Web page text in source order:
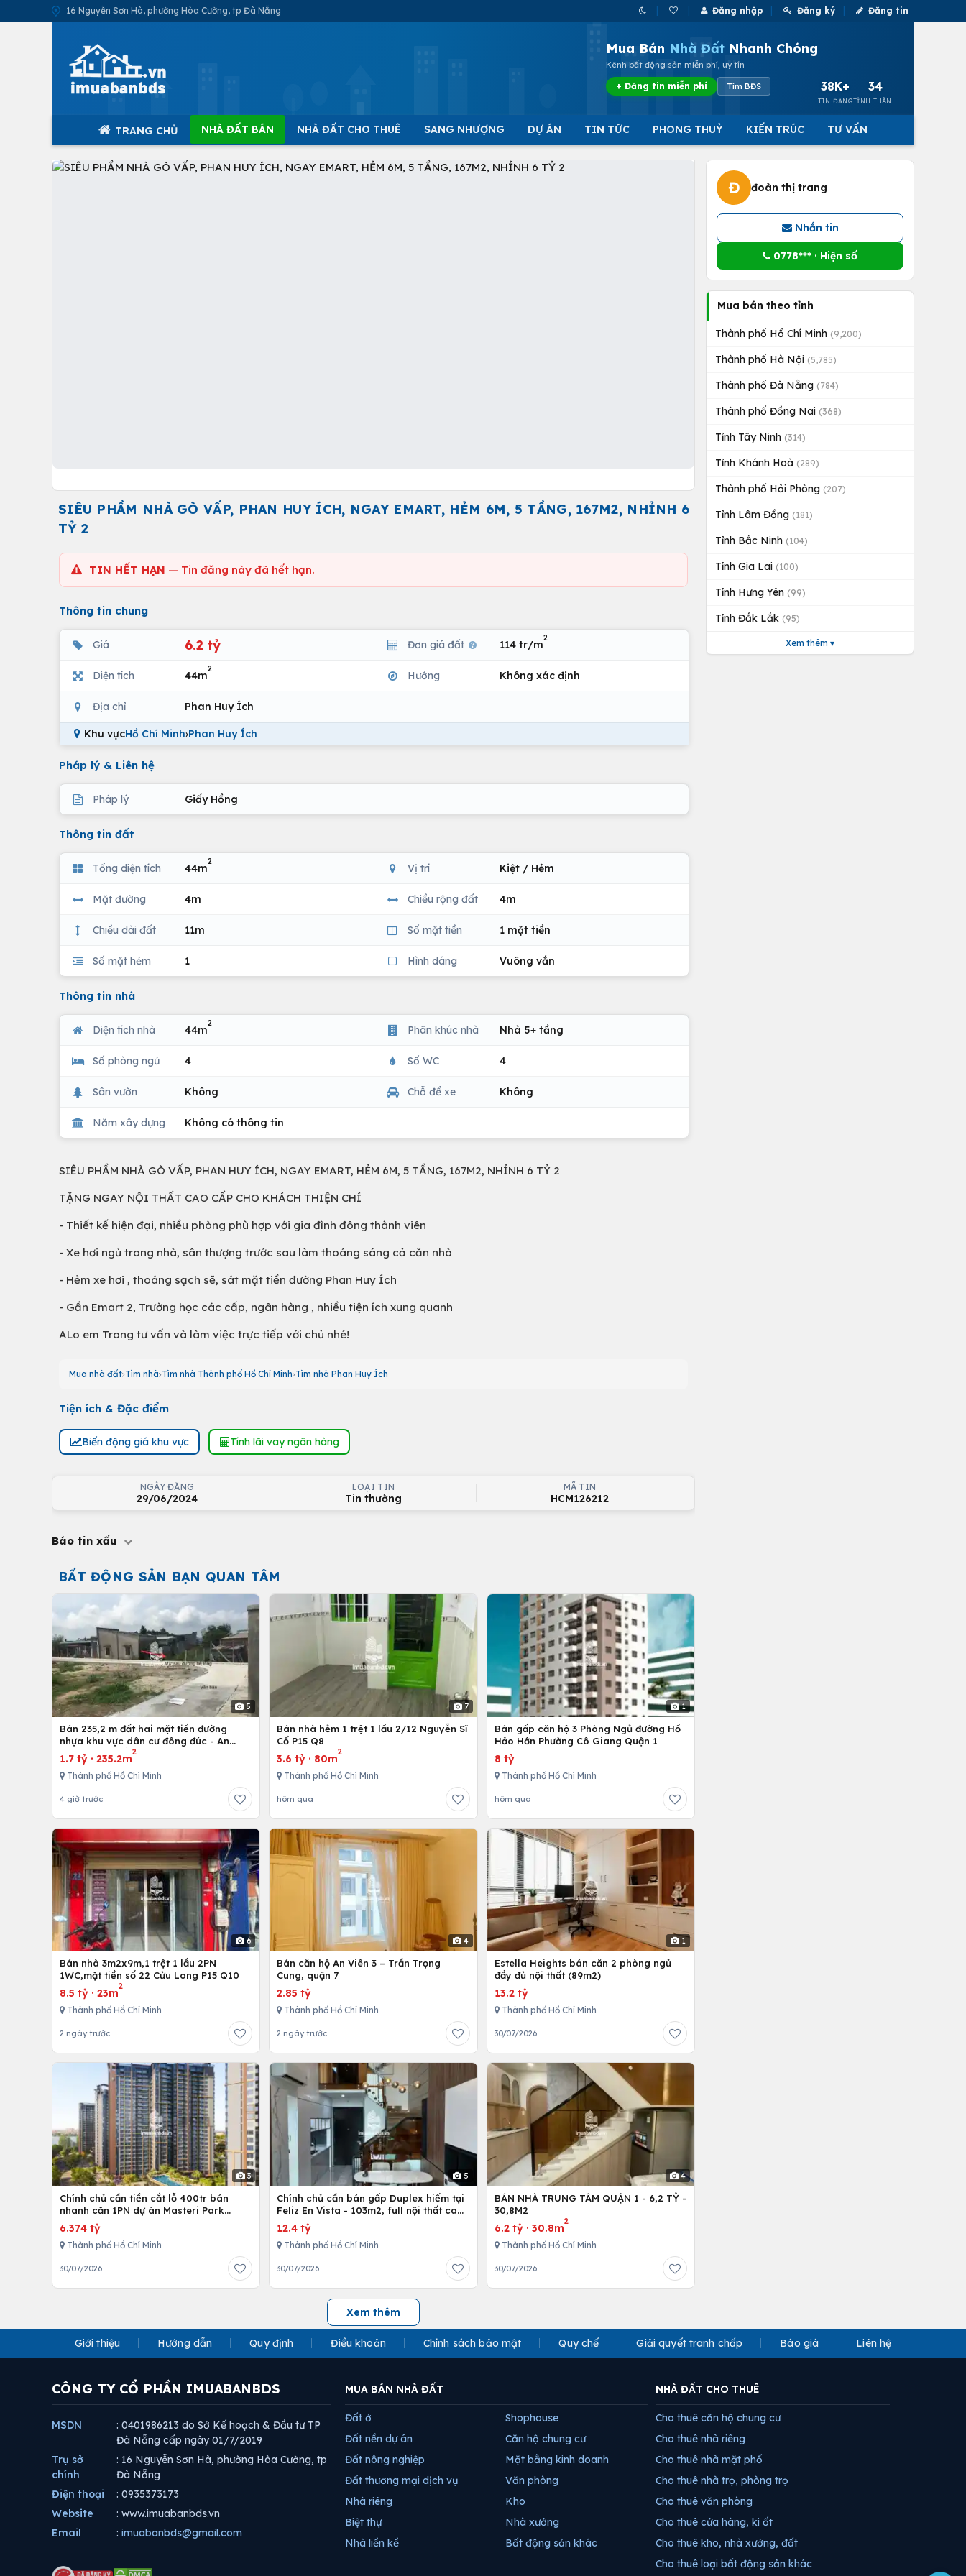
16 Nguyễn Sơn Hà, phường Hòa Cường, tp Đà Nẵng Đăng nhập Đăng ký Đăng tin
Mua Bán Nhà Đất Nhanh Chóng
Kênh bất động sản miễn phí, uy tín
+ Đăng tin miễn phí Tìm BĐS 38K+
TIN ĐĂNG
34
TỈNH THÀNH
TRANG CHỦ NHÀ ĐẤT BÁN NHÀ ĐẤT CHO THUÊ SANG NHƯỢNG DỰ ÁN TIN TỨC PHONG THUỶ KIẾN TRÚC TƯ VẤN
SIÊU PHẦM NHÀ GÒ VẤP, PHAN HUY ÍCH, NGAY EMART, HẺM 6M, 5 TẦNG, 167M2, NHỈNH 6
TỶ 2
TIN HẾT HẠN — Tin đăng này đã hết hạn.
Thông tin chung
Giá 6.2 tỷ Đơn giá đất 114 tr/m
2
Diện tích 44m
2
Hướng Không xác định
Địa chỉ Phan Huy Ích
Khu vựcHồ Chí Minh›Phan Huy Ích
Pháp lý & Liên hệ
Pháp lý Giấy Hồng
Thông tin đất
Tổng diện tích 44m
2
Vị trí Kiệt / Hẻm
Mặt đường 4m Chiều rộng đất 4m
Chiều dài đất 11m Số mặt tiền 1 mặt tiền
Số mặt hẻm 1 Hình dáng Vuông vắn
Thông tin nhà
Diện tích nhà 44m
2
Phân khúc nhà Nhà 5+ tầng
Số phòng ngủ 4 Số WC 4
Sân vườn Không Chỗ để xe Không
Năm xây dựng Không có thông tin
SIÊU PHẦM NHÀ GÒ VẤP, PHAN HUY ÍCH, NGAY EMART, HẺM 6M, 5 TẦNG, 167M2, NHỈNH 6 TỶ 2
TẶNG NGAY NỘI THẤT CAO CẤP CHO KHÁCH THIỆN CHÍ
- Thiết kế hiện đại, nhiều phòng phù hợp với gia đình đông thành viên
- Xe hơi ngủ trong nhà, sân thượng trước sau làm thoáng sáng cả căn nhà
- Hẻm xe hơi , thoáng sạch sẽ, sát mặt tiền đường Phan Huy Ích
- Gần Emart 2, Trường học các cấp, ngân hàng , nhiều tiện ích xung quanh
ALo em Trang tư vấn và làm việc trực tiếp với chủ nhé!
Mua nhà đất Tìm nhà Tìm nhà Thành phố Hồ Chí Minh Tìm nhà Phan Huy Ích
Tiện ích & Đặc điểm
Biến động giá khu vực Tính lãi vay ngân hàng
NGÀY ĐĂNG
29/06/2024
LOẠI TIN
Tin thường
MÃ TIN
HCM126212
Báo tin xấu
BẤT ĐỘNG SẢN BẠN QUAN TÂM
5
Bán 235,2 m đất hai mặt tiền đường
nhựa khu vực dân cư đông đúc - An
nhứt-Long Điền - Bà Rịa
1.7 tỷ · 235.2m
2
Thành phố Hồ Chí Minh
4 giờ trước
7
Bán nhà hẻm 1 trệt 1 lầu 2/12 Nguyễn Sĩ
Cố P15 Q8
3.6 tỷ · 80m
2
Thành phố Hồ Chí Minh
hôm qua
1
Bán gấp căn hộ 3 Phòng Ngủ đường Hồ
Hảo Hớn Phường Cô Giang Quận 1
8 tỷ
Thành phố Hồ Chí Minh
hôm qua
6
Bán nhà 3m2x9m,1 trệt 1 lầu 2PN
1WC,mặt tiền số 22 Cửu Long P15 Q10
8.5 tỷ · 23m
2
Thành phố Hồ Chí Minh
2 ngày trước
4
Bán căn hộ An Viên 3 – Trần Trọng
Cung, quận 7
2.85 tỷ
Thành phố Hồ Chí Minh
2 ngày trước
1
Estella Heights bán căn 2 phòng ngủ
đầy đủ nội thất (89m2)
13.2 tỷ
Thành phố Hồ Chí Minh
30/07/2026
3
Chính chủ cần tiền cắt lỗ 400tr bán
nhanh căn 1PN dự án Masteri Park
Place
6.374 tỷ
Thành phố Hồ Chí Minh
30/07/2026
5
Chính chủ cần bán gấp Duplex hiếm tại
Feliz En Vista - 103m2, full nội thất cao
cấp
12.4 tỷ
Thành phố Hồ Chí Minh
30/07/2026
4
BÁN NHÀ TRUNG TÂM QUẬN 1 - 6,2 TỶ -
30,8M2
6.2 tỷ· 30.8m
2
Thành phố Hồ Chí Minh
30/07/2026
Xem thêm
Đ đoàn thị trang
Nhắn tin
0778*** · Hiện số
Mua bán theo tỉnh
Thành phố Hồ Chí Minh (9,200)
Thành phố Hà Nội (5,785)
Thành phố Đà Nẵng (784)
Thành phố Đồng Nai (368)
Tỉnh Tây Ninh (314)
Tỉnh Khánh Hoà (289)
Thành phố Hải Phòng (207)
Tỉnh Lâm Đồng (181)
Tỉnh Bắc Ninh (104)
Tỉnh Gia Lai (100)
Tỉnh Hưng Yên (99)
Tỉnh Đắk Lắk (95)
Xem thêm ▾
Giới thiệu Hướng dẫn Quy định Điều khoản Chính sách bảo mật Quy chế Giải quyết tranh chấp Báo giá Liên hệ
CÔNG TY CỔ PHẦN IMUABANBDS
MSDN
: 0401986213 do Sở Kế hoạch & Đầu tư TP
Đà Nẵng cấp ngày 01/7/2019
Trụ sở
chính
: 16 Nguyễn Sơn Hà, phường Hòa Cường, tp
Đà Nẵng
Điện thoại
: 0935373173
Website
: www.imuabanbds.vn
Email
: imuabanbds@gmail.com
MUA BÁN NHÀ ĐẤT
Đất ở
Đất nền dự án
Đất nông nghiệp
Đất thương mại dịch vụ
Nhà riêng
Biệt thự
Nhà liền kề
Shophouse
Căn hộ chung cư
Mặt bằng kinh doanh
Văn phòng
Kho
Nhà xưởng
Bất động sản khác
NHÀ ĐẤT CHO THUÊ
Cho thuê căn hộ chung cư
Cho thuê nhà riêng
Cho thuê nhà mặt phố
Cho thuê nhà trọ, phòng trọ
Cho thuê văn phòng
Cho thuê cửa hàng, ki ốt
Cho thuê kho, nhà xưởng, đất
Cho thuê loại bất động sản khác